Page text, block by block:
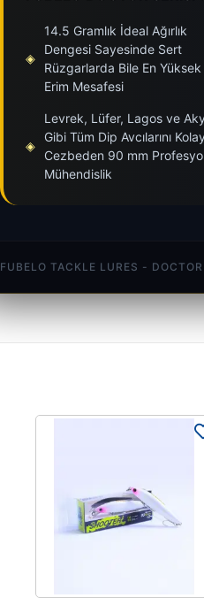
◈
14.5 Gramlık İdeal Ağırlık
Dengesi Sayesinde Sert
Rüzgarlarda Bile En Yüksek
Erim Mesafesi
◈
Levrek, Lüfer, Lagos ve
Gibi Tüm Dip Avcılarını
Cezbeden 90 mm
Mühendislik
FUBELO TACKLE LURES -